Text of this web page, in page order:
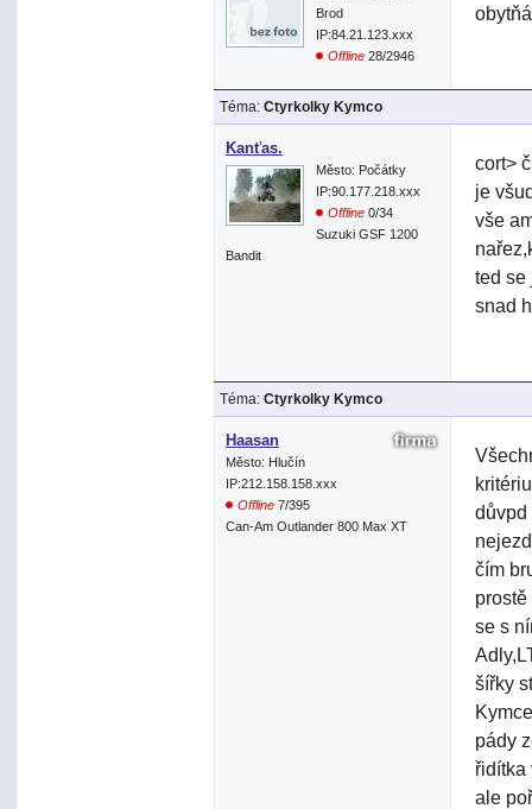
Brod
IP:84.21.123.xxx
Offline 28/2946
Téma: Ctyrkolky Kymco
Kanťas.
Město: Počátky
IP:90.177.218.xxx
Offline 0/34
Suzuki GSF 1200
Bandit
cort>
je
vše
ted se
snad
Téma: Ctyrkolky Kymco
Haasan
Město: Hlučín
IP:212.158.158.xxx
Offline 7/395
Can-Am Outlander 800 Max XT
důvpd
čím
se s
šířky
pády
řidítka
ale